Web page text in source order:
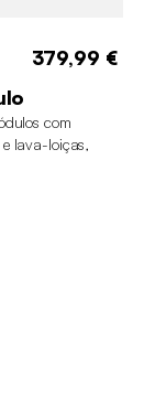
379,99 €
com
lava-loiças,